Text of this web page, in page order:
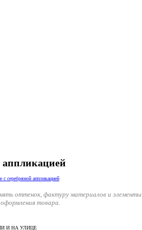
аппликацией
оттенок, фактуру материалов и элементы
товара.
И НА УЛИЦЕ